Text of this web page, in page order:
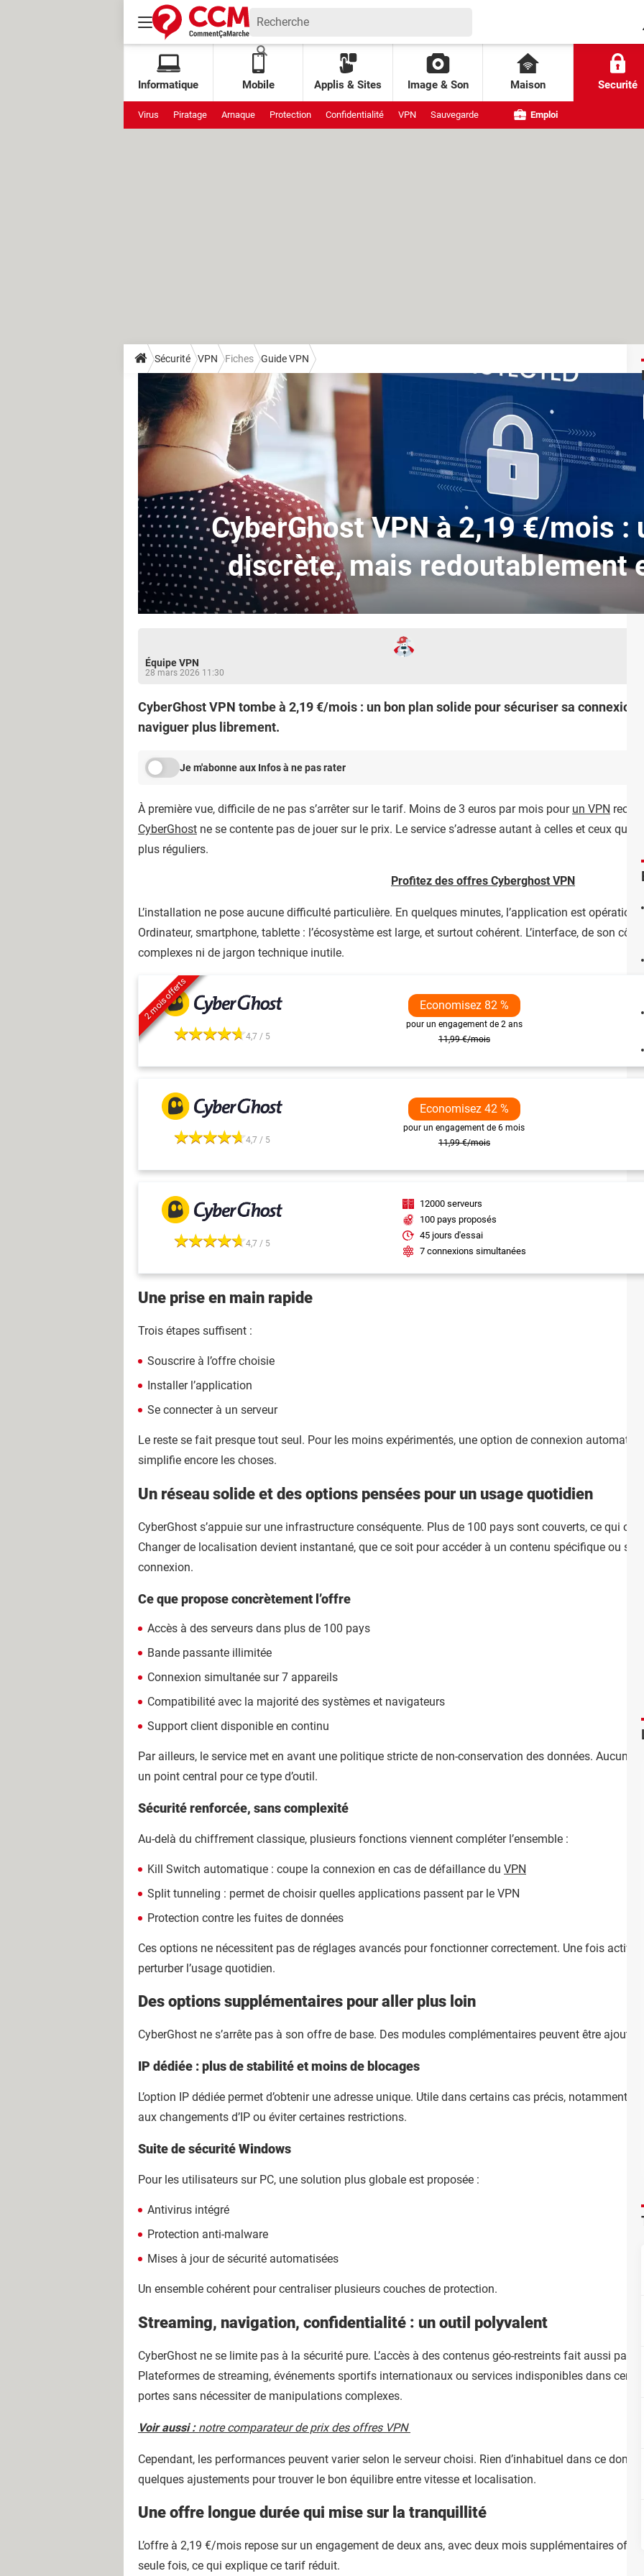
Informatique Mobile Applis & Sites Image & Son Maison Securité
Virus Piratage Arnaque Protection Confidentialité VPN Sauvegarde Emploi
Sécurité VPN Fiches Guide VPN
CyberGhost VPN à 2,19 €/mois :
discrète, mais redoutablement
Équipe VPN
28 mars 2026 11:30
CyberGhost VPN tombe à 2,19 €/mois : un bon plan solide pour sécuriser sa
naviguer plus librement.
Je m'abonne aux Infos à ne pas rater
À première vue, difficile de ne pas s’arrêter sur le tarif. Moins de 3 euros par mois pour un VPN
CyberGhost ne se contente pas de jouer sur le prix. Le service s’adresse autant à celles et ceux qui
plus réguliers.
Profitez des offres Cyberghost VPN
L’installation ne pose aucune difficulté particulière. En quelques minutes, l’application est
Ordinateur, smartphone, tablette : l’écosystème est large, et surtout cohérent. L’interface, de son
complexes ni de jargon technique inutile.
2 mois offerts
4,7 / 5
Economisez 82 %
pour un engagement de 2 ans
11,99 €/mois
4,7 / 5
Economisez 42 %
pour un engagement de 6 mois
11,99 €/mois
4,7 / 5
12000 serveurs
100 pays proposés
45 jours d'essai
7 connexions simultanées
Une prise en main rapide
Trois étapes suffisent :
Souscrire à l’offre choisie
Installer l’application
Se connecter à un serveur
Le reste se fait presque tout seul. Pour les moins expérimentés, une option de connexion
simplifie encore les choses.
Un réseau solide et des options pensées pour un usage quotidien
CyberGhost s’appuie sur une infrastructure conséquente. Plus de 100 pays sont couverts, ce qui
Changer de localisation devient instantané, que ce soit pour accéder à un contenu spécifique ou
connexion.
Ce que propose concrètement l’offre
Accès à des serveurs dans plus de 100 pays
Bande passante illimitée
Connexion simultanée sur 7 appareils
Compatibilité avec la majorité des systèmes et navigateurs
Support client disponible en continu
Par ailleurs, le service met en avant une politique stricte de non-conservation des données. Aucune
un point central pour ce type d’outil.
Sécurité renforcée, sans complexité
Au-delà du chiffrement classique, plusieurs fonctions viennent compléter l’ensemble :
Kill Switch automatique : coupe la connexion en cas de défaillance du VPN
Split tunneling : permet de choisir quelles applications passent par le VPN
Protection contre les fuites de données
Ces options ne nécessitent pas de réglages avancés pour fonctionner correctement. Une fois
perturber l’usage quotidien.
Des options supplémentaires pour aller plus loin
CyberGhost ne s’arrête pas à son offre de base. Des modules complémentaires peuvent être
IP dédiée : plus de stabilité et moins de blocages
L’option IP dédiée permet d’obtenir une adresse unique. Utile dans certains cas précis, notamment
aux changements d’IP ou éviter certaines restrictions.
Suite de sécurité Windows
Pour les utilisateurs sur PC, une solution plus globale est proposée :
Antivirus intégré
Protection anti-malware
Mises à jour de sécurité automatisées
Un ensemble cohérent pour centraliser plusieurs couches de protection.
Streaming, navigation, confidentialité : un outil polyvalent
CyberGhost ne se limite pas à la sécurité pure. L’accès à des contenus géo-restreints fait aussi partie
Plateformes de streaming, événements sportifs internationaux ou services indisponibles dans
portes sans nécessiter de manipulations complexes.
Voir aussi : notre comparateur de prix des offres VPN
Cependant, les performances peuvent varier selon le serveur choisi. Rien d’inhabituel dans ce
quelques ajustements pour trouver le bon équilibre entre vitesse et localisation.
Une offre longue durée qui mise sur la tranquillité
L’offre à 2,19 €/mois repose sur un engagement de deux ans, avec deux mois supplémentaires
seule fois, ce qui explique ce tarif réduit.